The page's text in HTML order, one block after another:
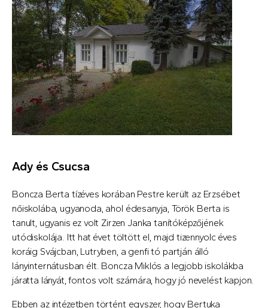
Ady és Csucsa
Boncza Berta tízéves korában Pestre került az Erzsébet
nőiskolába, ugyanoda, ahol édesanyja, Török Berta is
tanult, ugyanis ez volt Zirzen Janka tanítóképzőjének
utódiskolája. Itt hat évet töltött el, majd tizennyolc éves
koráig Svájcban, Lutryben, a genfi tó partján álló
lányinternátusban élt. Boncza Miklós a legjobb iskolákba
járatta lányát, fontos volt számára, hogy jó nevelést kapjon.
Ebben az intézetben történt egyszer, hogy Bertuka